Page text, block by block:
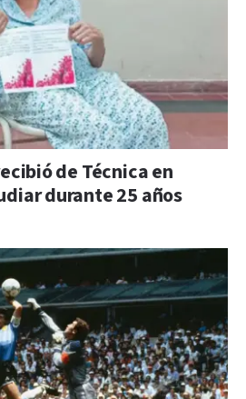
de Técnica en
durante 25 años